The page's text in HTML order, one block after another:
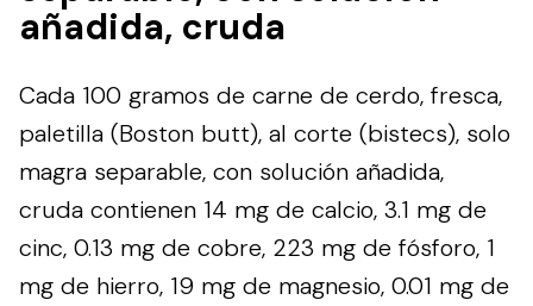
añadida, cruda
Cada 100 gramos de carne de cerdo, fresca,
paletilla (Boston butt), al corte (bistecs), solo
magra separable, con solución añadida,
cruda contienen 14 mg de calcio, 3.1 mg de
cinc, 0.13 mg de cobre, 223 mg de fósforo, 1
mg de hierro, 19 mg de magnesio, 0.01 mg de